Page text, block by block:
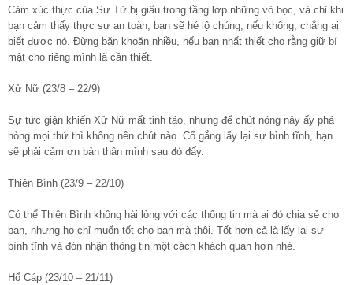
Cảm xúc thực của Sư Tử bị giấu trong tầng lớp những vỏ bọc, và chỉ khi
bạn cảm thấy thực sự an toàn, bạn sẽ hé lộ chúng, nếu không, chẳng ai
biết được nó. Đừng băn khoăn nhiều, nếu bạn nhất thiết cho rằng giữ bí
mật cho riêng mình là cần thiết.
Xử Nữ (23/8 – 22/9)
Sự tức giận khiến Xử Nữ mất tỉnh táo, nhưng để chút nóng nảy ấy phá
hỏng mọi thứ thì không nên chút nào. Cố gắng lấy lại sự bình tĩnh, bạn
sẽ phải cảm ơn bản thân mình sau đó đấy.
Thiên Bình (23/9 – 22/10)
Có thể Thiên Bình không hài lòng với các thông tin mà ai đó chia sẻ cho
bạn, nhưng họ chỉ muốn tốt cho bạn mà thôi. Tốt hơn cả là lấy lại sự
bình tĩnh và đón nhận thông tin một cách khách quan hơn nhé.
Hổ Cáp (23/10 – 21/11)